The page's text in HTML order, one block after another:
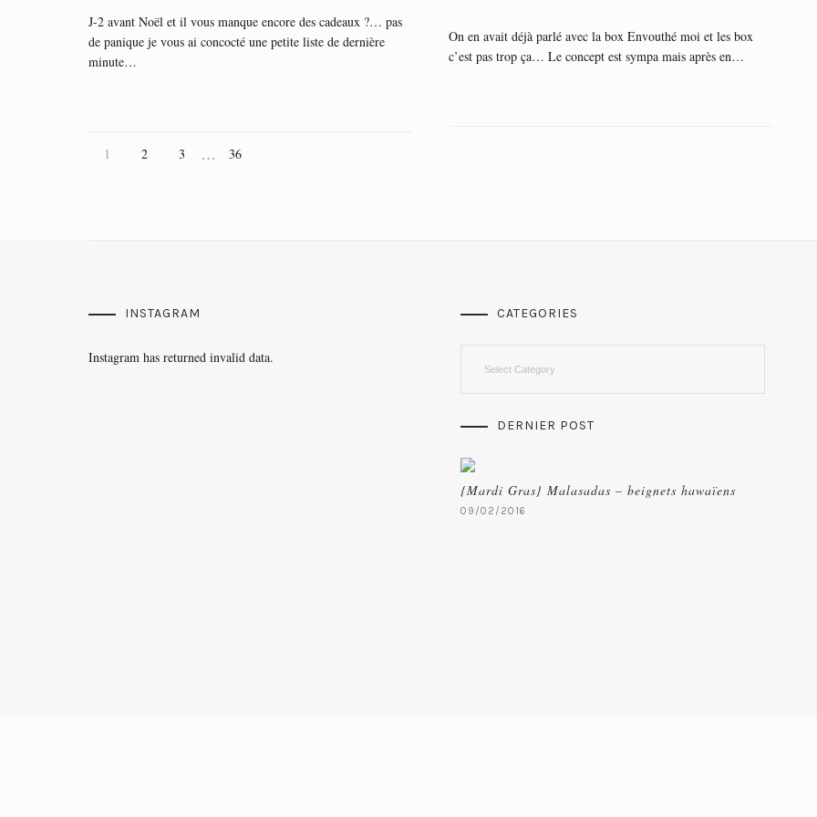
J-2 avant Noël et il vous manque encore des cadeaux ?… pas
de panique je vous ai concocté une petite liste de dernière
minute…
On en avait déjà parlé avec la box Envouthé moi et les box
c’est pas trop ça… Le concept est sympa mais après en…
1 2 3 … 36
INSTAGRAM
Instagram has returned invalid data.
CATEGORIES
DERNIER POST
{Mardi Gras} Malasadas – beignets hawaïens
09/02/2016